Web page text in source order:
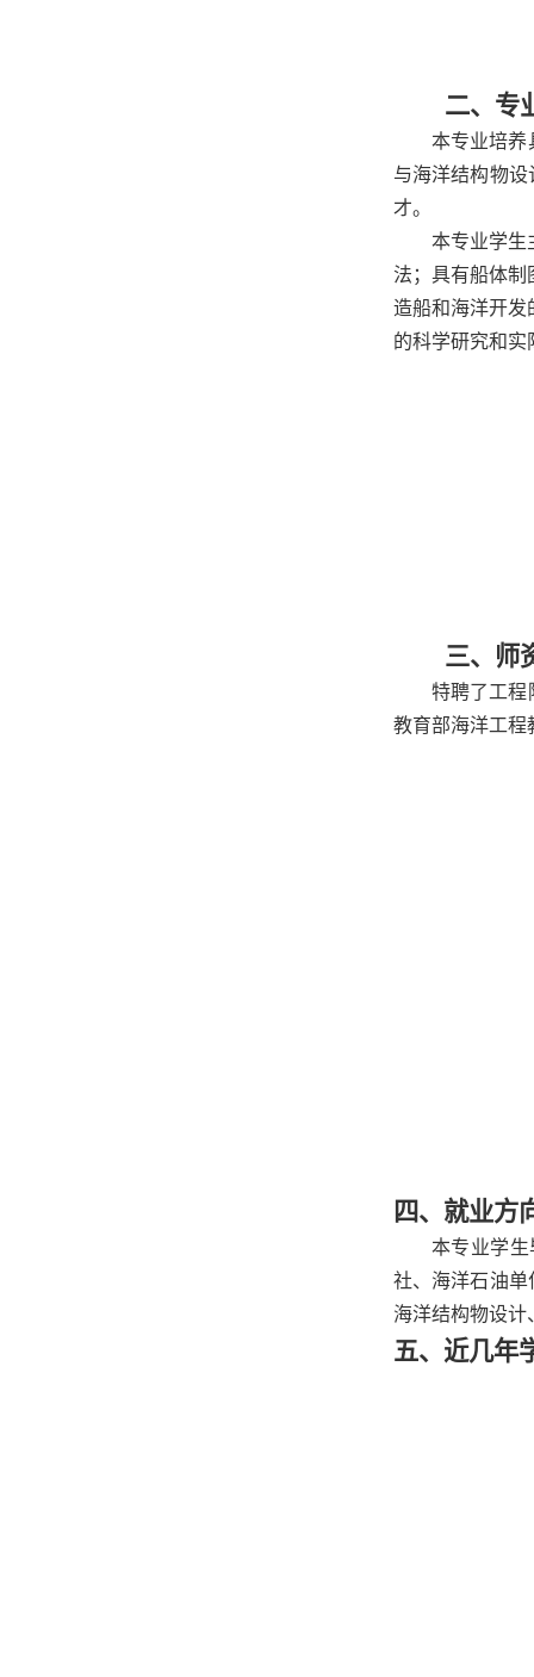
二、专
本专业培养
与海洋结构物
才。
本专业学生
法；具有船体
造船和海洋开发
的科学研究和实
三、师
特聘了工程
教育部海洋工程
四、就业方
本专业学
社、海洋石油单
海洋结构物设
五、近几年